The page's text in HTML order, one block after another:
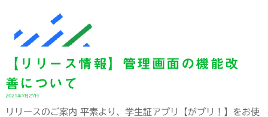
【リリース情報】管理画面の機能改
善について
2021年7月27日
リリースのご案内 平素より、学生証アプリ【がプリ！】をお使